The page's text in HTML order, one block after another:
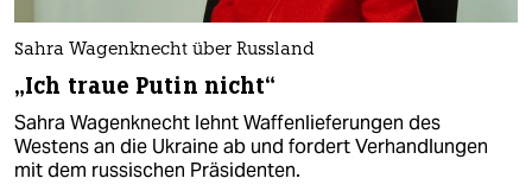
Sahra Wagenknecht über Russland
„Ich traue Putin nicht“
Sahra Wagenknecht lehnt Waffenlieferungen des
Westens an die Ukraine ab und fordert Verhandlungen
mit dem russischen Präsidenten.